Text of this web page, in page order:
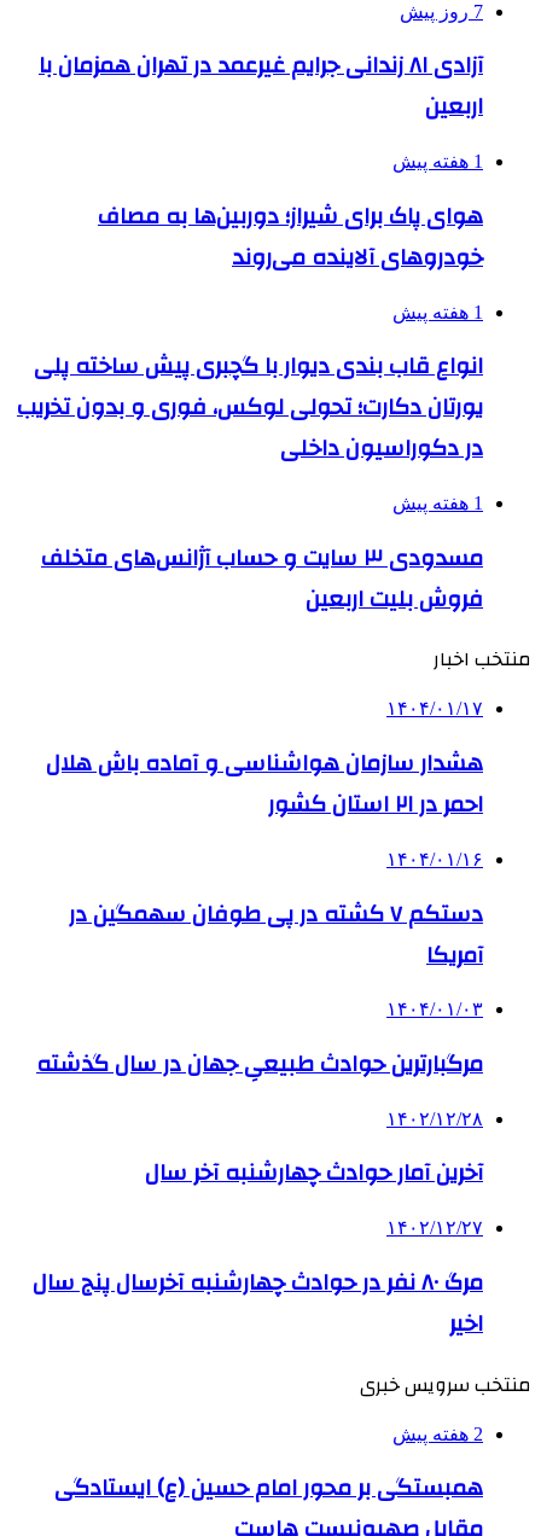
7 روز پیش
آزادی ۸۱ زندانی جرایم غیرعمد در تهران همزمان با
اربعین
1 هفته پیش
هوای پاک برای شیراز؛ دوربین‌ها به مصاف
خودروهای آلاینده می‌روند
1 هفته پیش
انواع قاب بندی دیوار با گچبری پیش ساخته پلی
یورتان دکارت؛ تحولی لوکس، فوری و بدون تخریب
در دکوراسیون داخلی
1 هفته پیش
مسدودی ۳ سایت و حساب آژانس‌های متخلف
فروش بلیت اربعین
منتخب اخبار
۱۴۰۴/۰۱/۱۷
هشدار سازمان هواشناسی و آماده باش هلال
احمر در ۲۱ استان کشور
۱۴۰۴/۰۱/۱۶
دستکم ۷ کشته در پی طوفان سهمگین در
آمریکا
۱۴۰۴/۰۱/۰۳
مرگبارترین حوادث طبیعیِ جهان در سال گذشته
۱۴۰۲/۱۲/۲۸
آخرین آمار حوادث چهارشنبه آخر سال
۱۴۰۲/۱۲/۲۷
مرگ ۸۰ نفر در حوادث چهارشنبه آخرسال پنج سال
اخیر
منتخب سرویس خبری
2 هفته پیش
همبستگی بر محور امام حسین (ع) ایستادگی